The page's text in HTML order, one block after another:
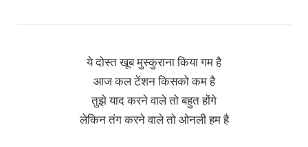
ये दोस्त खूब मुस्कुराना किया गम है
आज कल टेंशन किसको कम है
तुझे याद करने वाले तो बहुत होंगे
लेकिन तंग करने वाले तो ओनली हम है